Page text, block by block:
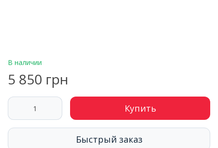
В наличии
5 850 грн
Купить
Быстрый заказ